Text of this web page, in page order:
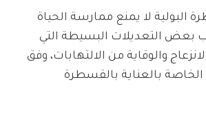
لا يمنع ممارسة الحياة
بعض التعديلات البسيطة التي
والوقاية من الالتهابات، وفق